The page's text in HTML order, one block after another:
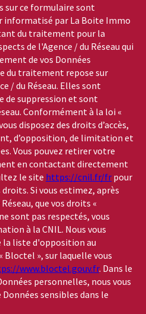
sur ce formulaire sont
informatisé par La Boite Immo
du traitement pour la
de l'Agence / du Réseau qui
de vos Données
du traitement repose sur
/ du Réseau. Elles sont
de suppression et sont
Conformément à la loi «
disposez des droits d’accès,
d’opposition, de limitation et
Vous pouvez retirer votre
en contactant directement
le site https://cnil.fr/fr pour
Si vous estimez, après
que vos droits «
sont pas respectés, vous
à la CNIL. Nous vous
la liste d'opposition au
», sur laquelle vous
www.bloctel.gouv.fr. Dans le
personnelles, nous vous
sensibles dans le